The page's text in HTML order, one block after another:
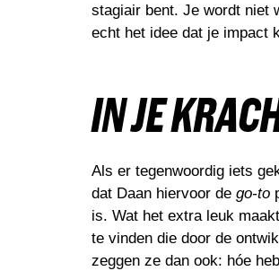
stagiair bent. Je wordt niet
echt het idee dat je impact
IN JE
Als er tegenwoordig iets
dat Daan hiervoor de go-to
is. Wat het extra leuk
te vinden die door de
zeggen ze dan ook: hóe